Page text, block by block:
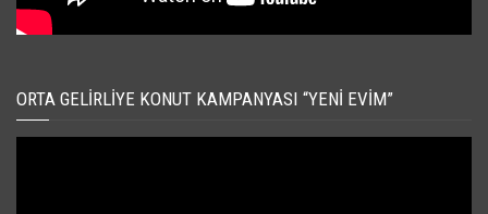
ORTA GELIRLIYE KONUT KAMPANYASI “YENI EVIM”